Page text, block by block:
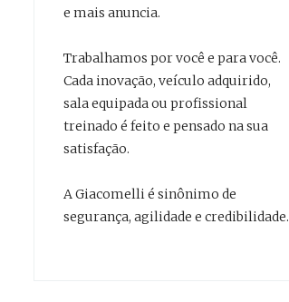
e mais anuncia.
Trabalhamos por você e para você.
Cada inovação, veículo adquirido,
sala equipada ou profissional
treinado é feito e pensado na sua
satisfação.
A Giacomelli é sinônimo de
segurança, agilidade e credibilidade.